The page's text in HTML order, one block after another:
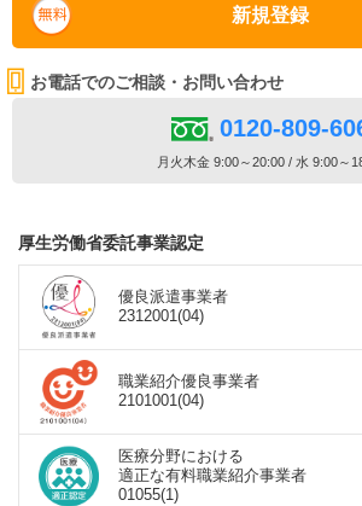
新規登録
お電話でのご相談・お問い合わせ
0120-809-
月火木金 9:00～20:00 / 水 9:00～
厚生労働省委託事業認定
優良派遣事業者
2312001(04)
職業紹介優良事業者
2101001(04)
医療分野における
適正な有料職業紹介事業者
01055(1)